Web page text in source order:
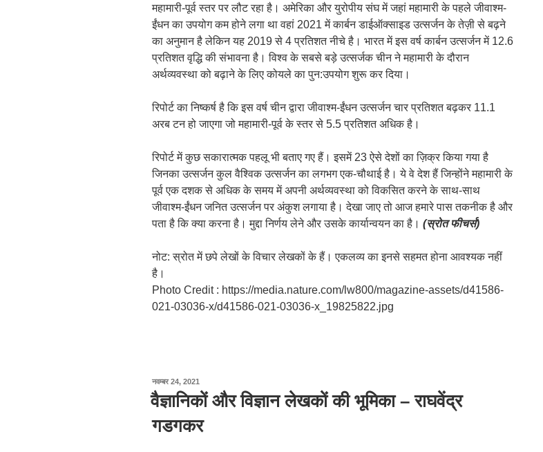
महामारी-पूर्व स्तर पर लौट रहा है। अमेरिका और युरोपीय संघ में जहां महामारी के पहले जीवाश्म-
ईंधन का उपयोग कम होने लगा था वहां 2021 में कार्बन डाईऑक्साइड उत्सर्जन के तेज़ी से बढ़ने
का अनुमान है लेकिन यह 2019 से 4 प्रतिशत नीचे है। भारत में इस वर्ष कार्बन उत्सर्जन में 12.6
प्रतिशत वृद्धि की संभावना है। विश्व के सबसे बड़े उत्सर्जक चीन ने महामारी के दौरान
अर्थव्यवस्था को बढ़ाने के लिए कोयले का पुन:उपयोग शुरू कर दिया।
रिपोर्ट का निष्कर्ष है कि इस वर्ष चीन द्वारा जीवाश्म-ईंधन उत्सर्जन चार प्रतिशत बढ़कर 11.1
अरब टन हो जाएगा जो महामारी-पूर्व के स्तर से 5.5 प्रतिशत अधिक है।
रिपोर्ट में कुछ सकारात्मक पहलू भी बताए गए हैं। इसमें 23 ऐसे देशों का ज़िक्र किया गया है
जिनका उत्सर्जन कुल वैश्विक उत्सर्जन का लगभग एक-चौथाई है। ये वे देश हैं जिन्होंने महामारी के
पूर्व एक दशक से अधिक के समय में अपनी अर्थव्यवस्था को विकसित करने के साथ-साथ
जीवाश्म-ईंधन जनित उत्सर्जन पर अंकुश लगाया है। देखा जाए तो आज हमारे पास तकनीक है और
पता है कि क्या करना है। मुद्दा निर्णय लेने और उसके कार्यान्वयन का है। (स्रोत फीचर्स)
नोट: स्रोत में छपे लेखों के विचार लेखकों के हैं। एकलव्य का इनसे सहमत होना आवश्यक नहीं
है।
Photo Credit : https://media.nature.com/lw800/magazine-assets/d41586-
021-03036-x/d41586-021-03036-x_19825822.jpg
नवम्बर 24, 2021
प्रकाशित
किया
वैज्ञानिकों और विज्ञान लेखकों की भूमिका – राघवेंद्र
गडगकर